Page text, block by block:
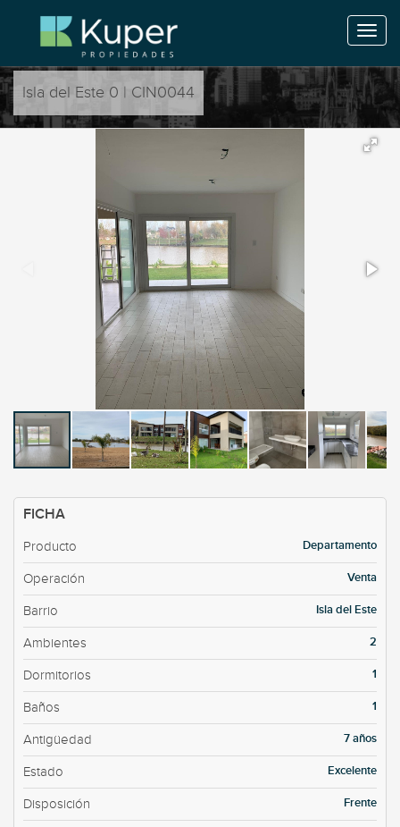
Isla del Este 0 | CIN0044
FICHA
Producto Departamento
Operación Venta
Barrio Isla del Este
Ambientes 2
Dormitorios 1
Baños 1
Antigüedad 7 años
Estado Excelente
Disposición Frente